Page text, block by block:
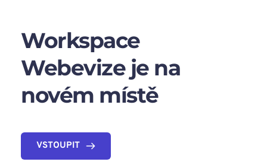
Workspace
Webevize je na
novém místě
VSTOUPIT